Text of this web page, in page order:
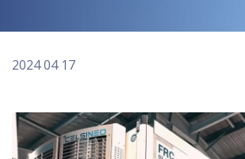
Plovykla
2024 04 17